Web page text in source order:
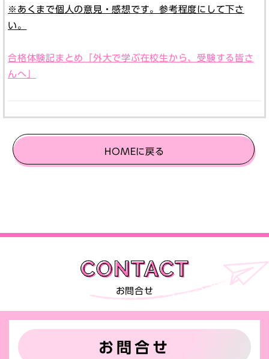
※あくまで個人の意見・感想です。参考程度にして下さ
い。
合格体験記まとめ「外大で学ぶ在校生から、受験する皆さ
んへ」
HOMEに戻る
お問合せ
お問合せ